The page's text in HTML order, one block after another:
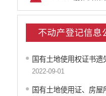
医疗卫生机构信息公开
市场监督管理信息公开
公共资源交易信息公开
应急管理信息公开
重大建设项目信息公开
不动产登记信息
国有土地使用权证书遗
2022-09-01
国有土地使用证、房